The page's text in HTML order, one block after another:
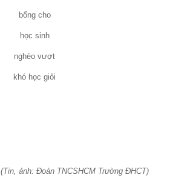
bổng cho
học sinh
nghèo vượt
khó học giỏi
(Tin, ảnh: Đoàn TNCSHCM Trường ĐHCT)